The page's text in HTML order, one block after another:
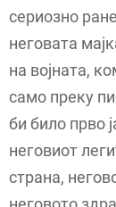
сериозно
неговата
на војната,
само преку
би било прво
неговиот
страна,